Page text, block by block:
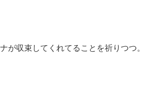
が収束してくれてることを祈りつつ。